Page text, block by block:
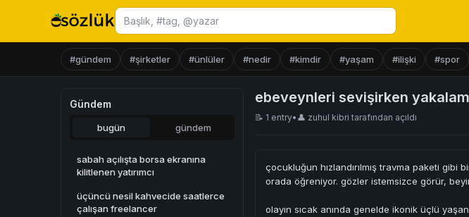
Başlık ara
#gündem #şirketler #ünlüler #nedir #kimdir #yaşam #ilişki #spor
Gündem
bugün gündem
sabah açılışta borsa ekranına
kilitlenen yatırımcı
üçüncü nesil kahvecide saatlerce
çalışan freelancer
ebeveynleri sevişirken
📝 1 entry• 👤 zuhul kibri tarafından açıldı
çocukluğun hızlandırılmış travma paketi gibi
orada öğreniyor. gözler istemsizce görür,
olayın sıcak anında genelde ikonik üçlü